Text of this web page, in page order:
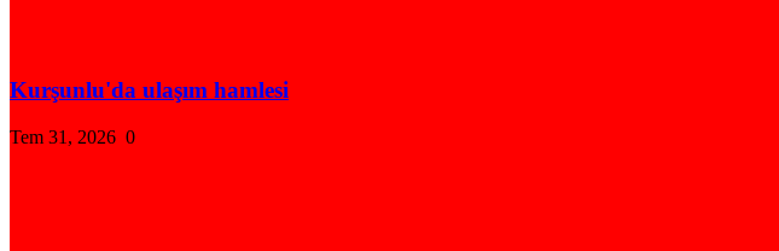
Kurşunlu'da ulaşım hamlesi
Tem 31, 2026 0